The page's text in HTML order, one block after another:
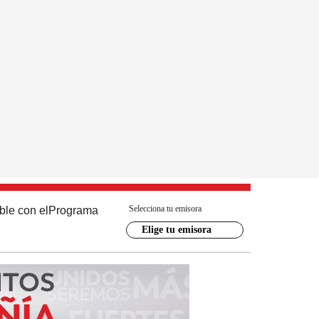
con el Programa Selecciona tu emisora
Elige tu emisora